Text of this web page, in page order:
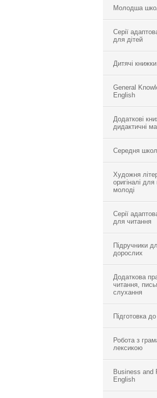
Молодша
Серії
для дітей
Дитячі книжки
General
English
Додаткові
дидактичні
Середня
Художня
оригіналі
молоді
Серії
для читання
Підручники
дорослих
Додаткова
читання,
слухання
Підготовка до
Робота з
лексикою
Business and
English